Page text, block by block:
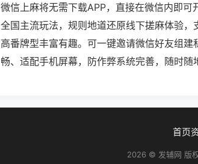
微信上麻将无需下载APP，直接在微信内即
全国主流玩法，规则地道还原线下搓麻体验
高番牌型丰富有趣。可一键邀请微信好友组
畅、适配手机屏幕，防作弊系统完善，随时随
首页
2026 © 发辅网 版